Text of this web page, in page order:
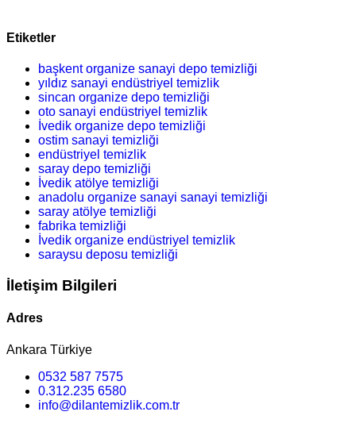
Etiketler
başkent organize sanayi depo temizliği
yıldız sanayi endüstriyel temizlik
sincan organize depo temizliği
oto sanayi endüstriyel temizlik
İvedik organize depo temizliği
ostim sanayi temizliği
endüstriyel temizlik
saray depo temizliği
İvedik atölye temizliği
anadolu organize sanayi sanayi temizliği
saray atölye temizliği
fabrika temizliği
İvedik organize endüstriyel temizlik
saraysu deposu temizliği
İletişim Bilgileri
Adres
Ankara Türkiye
0532 587 7575
0.312.235 6580
info@dilantemizlik.com.tr